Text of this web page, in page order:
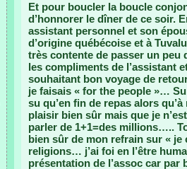
Et pour boucler la boucle
d’honnorer le dîner de ce soir.
assistant personnel et son
d’origine québécoise et à
très contente de passer un peu
les compliments de l’assistant
souhaitant bon voyage de
je faisais « for the people »…
su qu’en fin de repas alors
plaisir bien sûr mais que je
parler de 1+1=des millions…..
bien sûr de mon refrain sur «
religions… j’ai foi en l’être
présentation de l’assoc car par